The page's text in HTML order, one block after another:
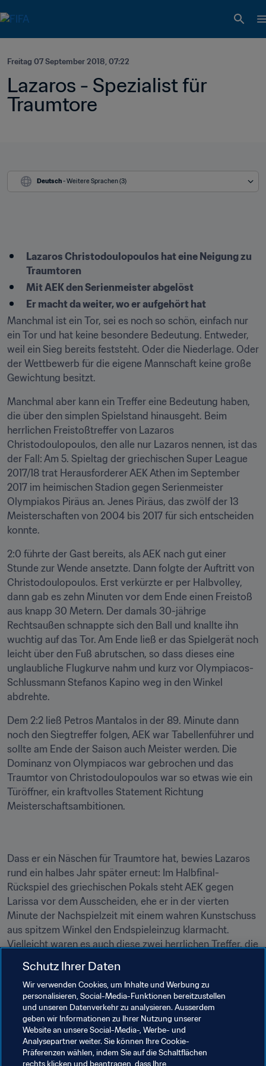
Freitag 07 September 2018, 07:22
Lazaros - Spezialist für
Traumtore
Deutsch - Weitere Sprachen (3)
Lazaros Christodoulopoulos hat eine Neigung zu
Traumtoren
Mit AEK den Serienmeister abgelöst
Er macht da weiter, wo er aufgehört hat
Manchmal ist ein Tor, sei es noch so schön, einfach nur
ein Tor und hat keine besondere Bedeutung. Entweder,
weil ein Sieg bereits feststeht. Oder die Niederlage. Oder
der Wettbewerb für die eigene Mannschaft keine große
Gewichtung besitzt.
Manchmal aber kann ein Treffer eine Bedeutung haben,
die über den simplen Spielstand hinausgeht. Beim
herrlichen Freistoßtreffer von Lazaros
Christodoulopoulos, den alle nur Lazaros nennen, ist das
der Fall: Am 5. Spieltag der griechischen Super League
2017/18 trat Herausforderer AEK Athen im September
2017 im heimischen Stadion gegen Serienmeister
Olympiakos Piräus an. Jenes Piräus, das zwölf der 13
Meisterschaften von 2004 bis 2017 für sich entscheiden
konnte.
2:0 führte der Gast bereits, als AEK nach gut einer
Stunde zur Wende ansetzte. Dann folgte der Auftritt von
Christodoulopoulos. Erst verkürzte er per Halbvolley,
dann gab es zehn Minuten vor dem Ende einen Freistoß
aus knapp 30 Metern. Der damals 30-jährige
Rechtsaußen schnappte sich den Ball und knallte ihn
wuchtig auf das Tor. Am Ende ließ er das Spielgerät noch
leicht über den Fuß abrutschen, so dass dieses eine
unglaubliche Flugkurve nahm und kurz vor Olympiacos-
Schlussmann Stefanos Kapino weg in den Winkel
abdrehte.
Dem 2:2 ließ Petros Mantalos in der 89. Minute dann
noch den Siegtreffer folgen, AEK war Tabellenführer und
sollte am Ende der Saison auch Meister werden. Die
Dominanz von Olympiacos war gebrochen und das
Traumtor von Christodoulopoulos war so etwas wie ein
Türöffner, ein kraftvolles Statement Richtung
Meisterschaftsambitionen.
Dass er ein Näschen für Traumtore hat, bewies Lazaros
rund ein halbes Jahr später erneut: Im Halbfinal-
Rückspiel des griechischen Pokals steht AEK gegen
Larissa vor dem Ausscheiden, ehe er in der vierten
Minute der Nachspielzeit mit einem wahren Kunstschuss
aus spitzem Winkel den Endspieleinzug klarmacht.
Vielleicht waren es auch diese zwei herrlichen Treffer, die
Olympiacos den Nationalspieler im Sommer zu sich
holte.
Und Lazaros enttäuschte nicht: Am ersten Spieltag der
laufenden Saison verwandelte er einen Freistoß direkt
zum Siegtreffer von Olympiacos gegen Levadiakos.
Diesmal war der Freistoß ähnlich weit entfernt wie im
Schutz Ihrer Daten
Wir verwenden Cookies, um Inhalte und Werbung zu
personalisieren, Social-Media-Funktionen bereitzustellen
und unseren Datenverkehr zu analysieren. Ausserdem
geben wir Informationen zu Ihrer Nutzung unserer
Website an unsere Social-Media-, Werbe- und
Analysepartner weiter. Sie können Ihre Cookie-
Präferenzen wählen, indem Sie auf die Schaltflächen
rechts klicken und beantragen, dass Ihre